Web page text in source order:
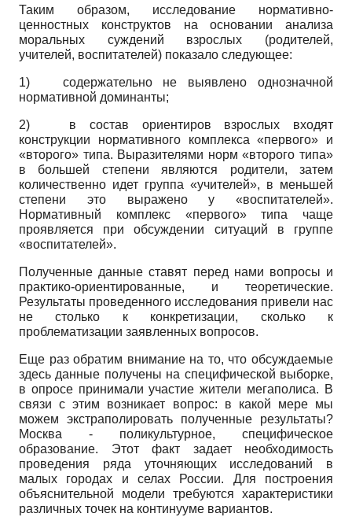
Таким образом, исследование нормативно-
ценностных конструктов на основании анализа
моральных суждений взрослых (родителей,
учителей, воспитателей) показало следующее:
1) содержательно не выявлено однозначной
нормативной доминанты;
2) в состав ориентиров взрослых входят
конструкции нормативного комплекса «первого» и
«второго» типа. Выразителями норм «второго типа»
в большей степени являются родители, затем
количественно идет группа «учителей», в меньшей
степени это выражено у «воспитателей».
Нормативный комплекс «первого» типа чаще
проявляется при обсуждении ситуаций в группе
«воспитателей».
Полученные данные ставят перед нами вопросы и
практико-ориентированные, и теоретические.
Результаты проведенного исследования привели нас
не столько к конкретизации, сколько к
проблематизации заявленных вопросов.
Еще раз обратим внимание на то, что обсуждаемые
здесь данные получены на специфической выборке,
в опросе принимали участие жители мегаполиса. В
связи с этим возникает вопрос: в какой мере мы
можем экстраполировать полученные результаты?
Москва - поликультурное, специфическое
образование. Этот факт задает необходимость
проведения ряда уточняющих исследований в
малых городах и селах России. Для построения
объяснительной модели требуются характеристики
различных точек на континууме вариантов.